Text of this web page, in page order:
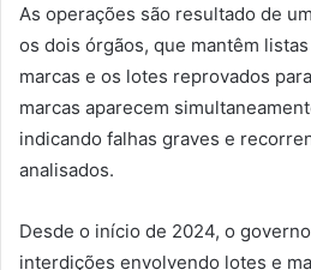
As operações são resultado de
os dois órgãos, que mantêm
marcas e os lotes reprovados
marcas aparecem
indicando falhas graves e
analisados.
Desde o início de 2024, o
interdições envolvendo lotes e